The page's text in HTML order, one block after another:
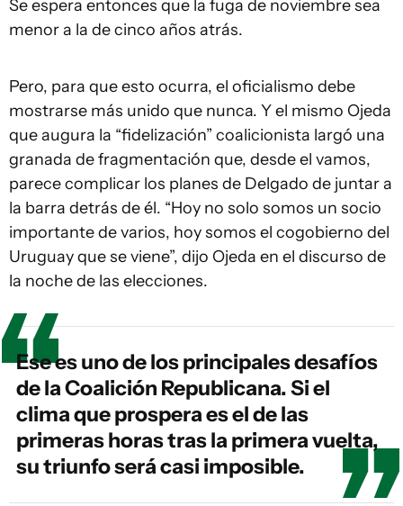
Se espera entonces que la fuga de noviembre sea
menor a la de cinco años atrás.
Pero, para que esto ocurra, el oficialismo debe
mostrarse más unido que nunca. Y el mismo Ojeda
que augura la “fidelización” coalicionista largó una
granada de fragmentación que, desde el vamos,
parece complicar los planes de Delgado de juntar a
la barra detrás de él. “Hoy no solo somos un socio
importante de varios, hoy somos el cogobierno del
Uruguay que se viene”, dijo Ojeda en el discurso de
la noche de las elecciones.
Ese es uno de los principales desafíos
de la Coalición Republicana. Si el
clima que prospera es el de las
primeras horas tras la primera vuelta,
su triunfo será casi imposible.